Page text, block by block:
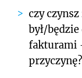
czy
był/
fakturami
przyczynę?